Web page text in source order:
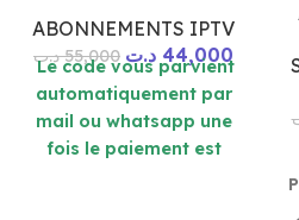
ABONNEMENTS IPTV
55,000 د.ت 44,000 د.ت
Le code vous parvient
automatiquement par
mail ou whatsapp une
fois le paiement est